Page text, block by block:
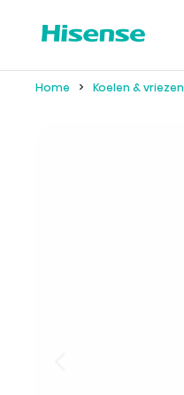
Home Koelen & vriezen